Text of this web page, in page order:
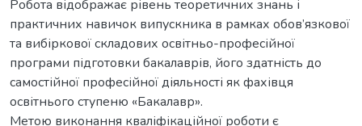
Робота відображає рівень теоретичних знань і
практичних навичок випускника в рамках обов’язкової
та вибіркової складових освітньо-професійної
програми підготовки бакалаврів, його здатність до
самостійної професійної діяльності як фахівця
освітнього ступеню «Бакалавр».
Метою виконання кваліфікаційної роботи є